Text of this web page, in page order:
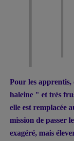
Pour les
haleine " et très
elle est remplacée
mission de passer
exagéré, mais